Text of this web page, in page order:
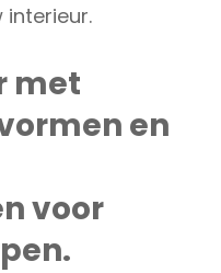
interieur.
met
en
voor